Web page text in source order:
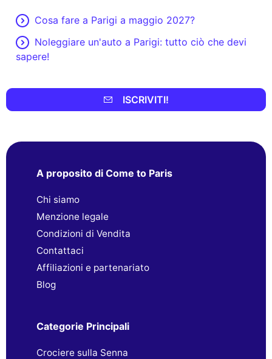
Cosa fare a Parigi a maggio 2027?
Noleggiare un'auto a Parigi: tutto ciò che devi
sapere!
ISCRIVITI!
A proposito di Come to Paris
Chi siamo
Menzione legale
Condizioni di Vendita
Contattaci
Affiliazioni e partenariato
Blog
Categorie Principali
Crociere sulla Senna